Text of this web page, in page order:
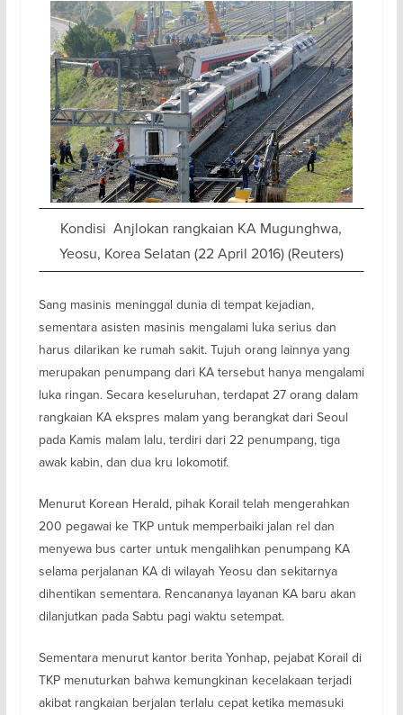
Kondisi Anjlokan rangkaian KA Mugunghwa,
Yeosu, Korea Selatan (22 April 2016) (Reuters)
Sang masinis meninggal dunia di tempat kejadian,
sementara asisten masinis mengalami luka serius dan
harus dilarikan ke rumah sakit. Tujuh orang lainnya yang
merupakan penumpang dari KA tersebut hanya mengalami
luka ringan. Secara keseluruhan, terdapat 27 orang dalam
rangkaian KA ekspres malam yang berangkat dari Seoul
pada Kamis malam lalu, terdiri dari 22 penumpang, tiga
awak kabin, dan dua kru lokomotif.
Menurut Korean Herald, pihak Korail telah mengerahkan
200 pegawai ke TKP untuk memperbaiki jalan rel dan
menyewa bus carter untuk mengalihkan penumpang KA
selama perjalanan KA di wilayah Yeosu dan sekitarnya
dihentikan sementara. Rencananya layanan KA baru akan
dilanjutkan pada Sabtu pagi waktu setempat.
Sementara menurut kantor berita Yonhap, pejabat Korail di
TKP menuturkan bahwa kemungkinan kecelakaan terjadi
akibat rangkaian berjalan terlalu cepat ketika memasuki